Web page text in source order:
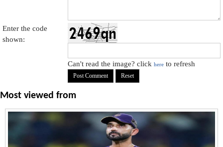
Enter the code
shown:
Can't read the image? clickhere to refresh
Most viewed from